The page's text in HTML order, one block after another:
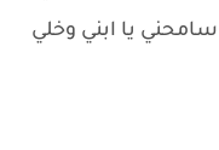
يا ابني وخلي